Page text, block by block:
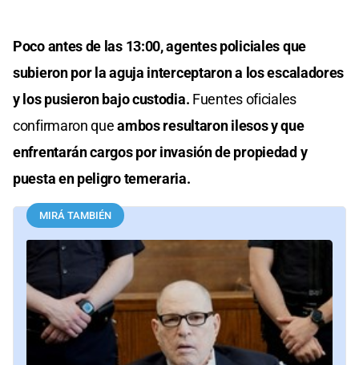
Poco antes de las 13:00, agentes policiales que
subieron por la aguja interceptaron a los escaladores
y los pusieron bajo custodia. Fuentes oficiales
confirmaron queambos resultaron ilesos y que
enfrentarán cargos por invasión de propiedad y
puesta en peligro temeraria.
MIRÁ TAMBIÉN